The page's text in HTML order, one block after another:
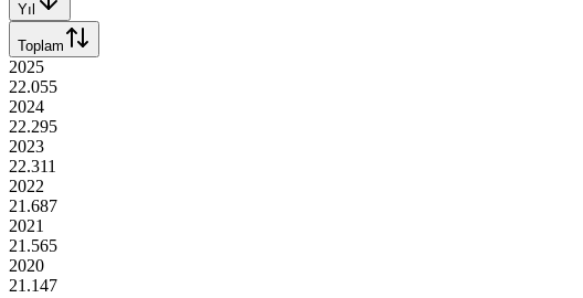
Yıl
Toplam
2025
22.055
2024
22.295
2023
22.311
2022
21.687
2021
21.565
2020
21.147